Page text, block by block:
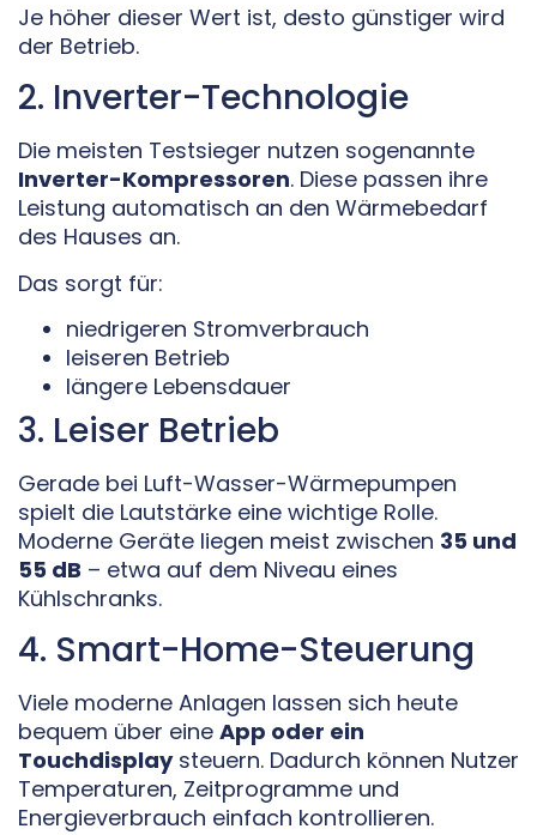
Je höher dieser Wert ist, desto günstiger wird
der Betrieb.
2. Inverter-Technologie
Die meisten Testsieger nutzen sogenannte
Inverter-Kompressoren. Diese passen ihre
Leistung automatisch an den Wärmebedarf
des Hauses an.
Das sorgt für:
niedrigeren Stromverbrauch
leiseren Betrieb
längere Lebensdauer
3. Leiser Betrieb
Gerade bei Luft-Wasser-Wärmepumpen
spielt die Lautstärke eine wichtige Rolle.
Moderne Geräte liegen meist zwischen 35 und
55 dB – etwa auf dem Niveau eines
Kühlschranks.
4. Smart-Home-Steuerung
Viele moderne Anlagen lassen sich heute
bequem über eine App oder ein
Touchdisplaysteuern. Dadurch können Nutzer
Temperaturen, Zeitprogramme und
Energieverbrauch einfach kontrollieren.